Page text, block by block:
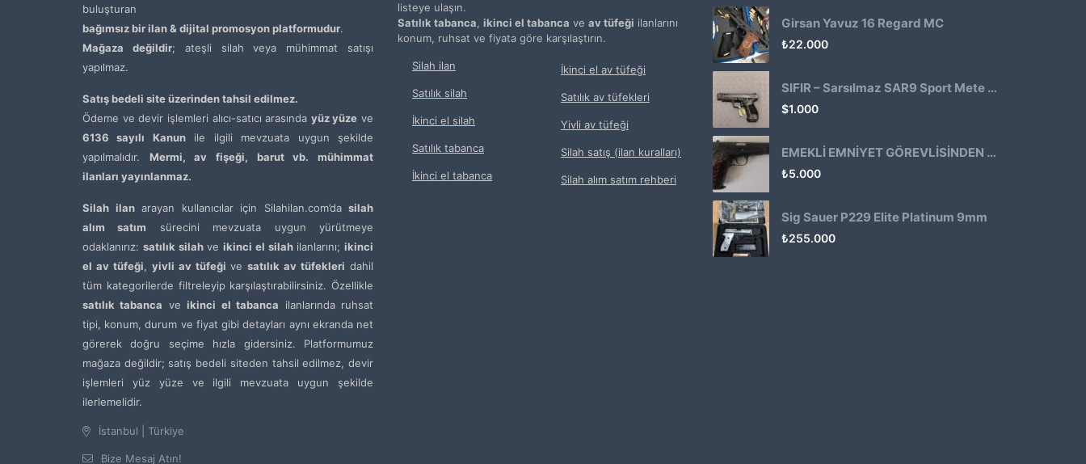
buluşturan
bağımsız bir ilan & dijital promosyon platformudur.
Mağaza değildir; ateşli silah veya mühimmat satışı
yapılmaz.
Satış bedeli site üzerinden tahsil edilmez.
Ödeme ve devir işlemleri alıcı-satıcı arasında yüz yüze ve
6136 sayılı Kanunile ilgili mevzuata uygun şekilde
yapılmalıdır. Mermi, av fişeği, barut vb. mühimmat
ilanları yayınlanmaz.
Silah ilanarayan kullanıcılar için Silahilan.com’da silah
alım satım sürecini mevzuata uygun yürütmeye
odaklanırız: satılık silahve ikinci el silahilanlarını; ikinci
el av tüfeği, yivli av tüfeği vesatılık av tüfekleri dahil
tüm kategorilerde filtreleyip karşılaştırabilirsiniz. Özellikle
satılık tabanca veikinci el tabanca ilanlarında ruhsat
tipi, konum, durum ve fiyat gibi detayları aynı ekranda net
görerek doğru seçime hızla gidersiniz. Platformumuz
mağaza değildir; satış bedeli siteden tahsil edilmez, devir
işlemleri yüz yüze ve ilgili mevzuata uygun şekilde
ilerlemelidir.
İstanbul | Türkiye
Bize Mesaj Atın!
listeye ulaşın.
Satılık tabanca ikinci el tabanca ve av tüfeği ilanlarını
konum, ruhsat ve fiyata göre karşılaştırın.
Silah ilan
Satılık silah
İkinci el silah
Satılık tabanca
İkinci el tabanca
İkinci el av tüfeği
Satılık av tüfekleri
Yivli av tüfeği
Silah satış (ilan kuralları)
Silah alım satım rehberi
Girsan Yavuz 16 Regard MC
₺22.000
SIFIR – Sarsılmaz SAR9 Sport Mete Haki
$1.000
EMEKLİ EMNİYET GÖREVLİSİNDEN ATMACA 53 KLASİK14
₺5.000
Sig Sauer P229 Elite Platinum 9mm
₺255.000